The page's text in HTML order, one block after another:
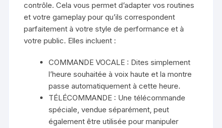
contrôle. Cela vous permet d’adapter vos routines
et votre gameplay pour qu’ils correspondent
parfaitement à votre style de performance et à
votre public. Elles incluent :
COMMANDE VOCALE : Dites simplement
l’heure souhaitée à voix haute et la montre
passe automatiquement à cette heure.
TÉLÉCOMMANDE : Une télécommande
spéciale, vendue séparément, peut
également être utilisée pour manipuler